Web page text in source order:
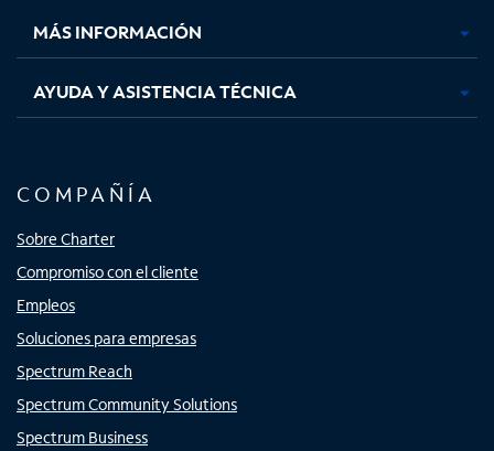
MÁS INFORMACIÓN
AYUDA Y ASISTENCIA TÉCNICA
COMPAÑÍA
Sobre Charter
Compromiso con el cliente
Empleos
Soluciones para empresas
Spectrum Reach
Spectrum Community Solutions
Spectrum Business